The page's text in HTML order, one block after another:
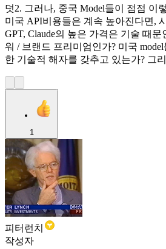
덧2. 그러나, 중국 Model들이 점점 이
미국 API비용들은 계속 높아진다면,
GPT, Claude의 높은 가격은 기술 때
워 / 브랜드 프리미엄인가? 미국
한 기술적 해자를 갖추고 있는가? 그
1
피터런치
작성자